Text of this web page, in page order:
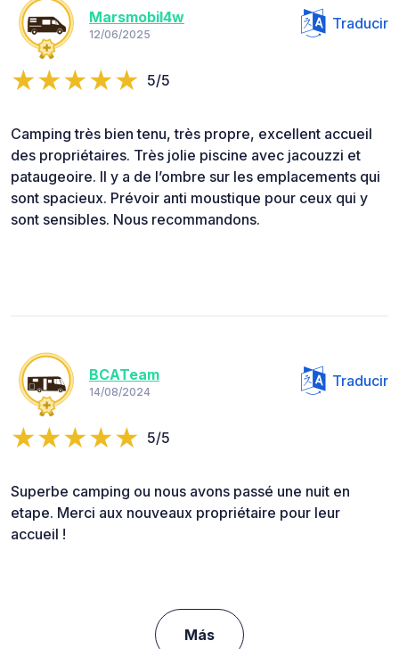
Marsmobil4w
12/06/2025
Traducir
5/5
Camping très bien tenu, très propre, excellent accueil
des propriétaires. Très jolie piscine avec jacouzzi et
pataugeoire. Il y a de l’ombre sur les emplacements qui
sont spacieux. Prévoir anti moustique pour ceux qui y
sont sensibles. Nous recommandons.
BCATeam
14/08/2024
Traducir
5/5
Superbe camping ou nous avons passé une nuit en
etape. Merci aux nouveaux propriétaire pour leur
accueil !
Más